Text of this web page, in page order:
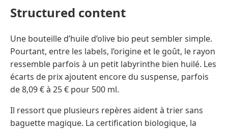
Structured content
Une bouteille d’huile d’olive bio peut sembler simple.
Pourtant, entre les labels, l’origine et le goût, le rayon
ressemble parfois à un petit labyrinthe bien huilé. Les
écarts de prix ajoutent encore du suspense, parfois
de 8,09 € à 25 € pour 500 ml.
Il ressort que plusieurs repères aident à trier sans
baguette magique. La certification biologique, la